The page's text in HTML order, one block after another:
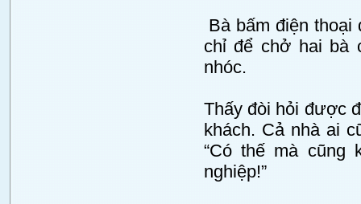
Bà bấm điện thoại
chỉ để chở hai bà
nhóc.
Thấy đòi hỏi được
khách. Cả nhà ai
“Có thế mà cũng
nghiệp!”